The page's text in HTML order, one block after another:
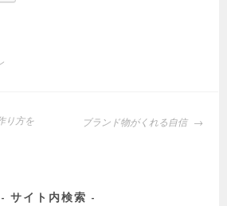
り方を
ブランド物がくれる自信
サイト内検索